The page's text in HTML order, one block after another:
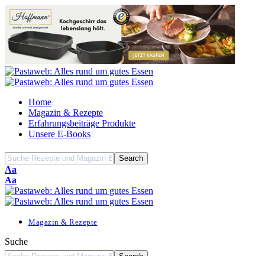
Home
Magazin & Rezepte
Erfahrungsbeiträge Produkte
Unsere E-Books
Font
Resizer
Aa
Font
Resizer
Aa
Magazin & Rezepte
Suche